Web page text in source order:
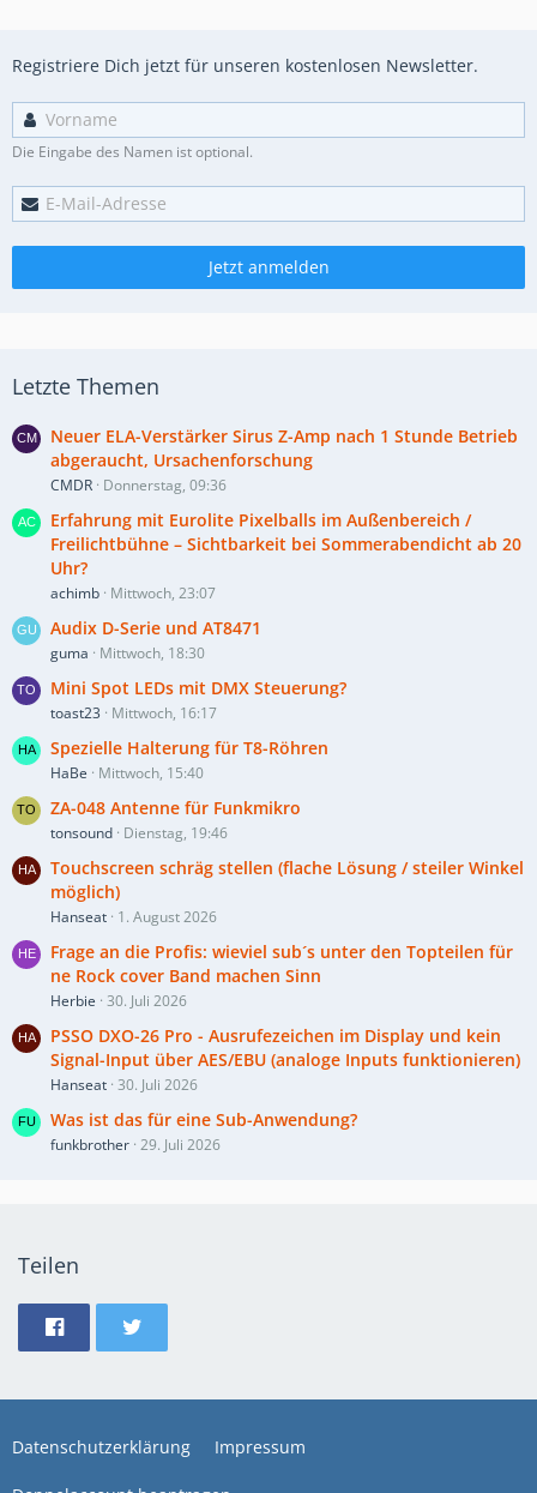
Registriere Dich jetzt für unseren kostenlosen Newsletter.
Die Eingabe des Namen ist optional.
Jetzt anmelden
Letzte Themen
Neuer ELA-Verstärker Sirus Z-Amp nach 1 Stunde Betrieb
abgeraucht, Ursachenforschung
CMDR Donnerstag, 09:36
Erfahrung mit Eurolite Pixelballs im Außenbereich /
Freilichtbühne – Sichtbarkeit bei Sommerabendicht ab 20
Uhr?
achimb Mittwoch, 23:07
Audix D-Serie und AT8471
guma Mittwoch, 18:30
Mini Spot LEDs mit DMX Steuerung?
toast23 Mittwoch, 16:17
Spezielle Halterung für T8-Röhren
HaBe Mittwoch, 15:40
ZA-048 Antenne für Funkmikro
tonsound Dienstag, 19:46
Touchscreen schräg stellen (flache Lösung / steiler Winkel
möglich)
Hanseat 1. August 2026
Frage an die Profis: wieviel sub´s unter den Topteilen für
ne Rock cover Band machen Sinn
Herbie 30. Juli 2026
PSSO DXO-26 Pro - Ausrufezeichen im Display und kein
Signal-Input über AES/EBU (analoge Inputs funktionieren)
Hanseat 30. Juli 2026
Was ist das für eine Sub-Anwendung?
funkbrother 29. Juli 2026
Teilen
Datenschutzerklärung Impressum